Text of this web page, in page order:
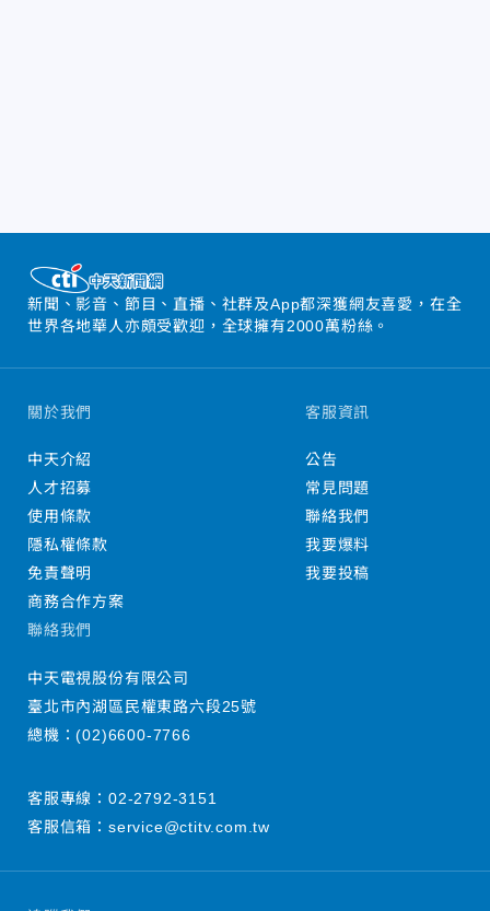
新聞、影音、節目、直播、社群及App都深獲網友喜愛，在全
世界各地華人亦頗受歡迎，全球擁有2000萬粉絲。
關於我們
中天介紹
人才招募
使用條款
隱私權條款
免責聲明
商務合作方案
客服資訊
公告
常見問題
聯絡我們
我要爆料
我要投稿
聯絡我們
中天電視股份有限公司
臺北市內湖區民權東路六段25號
總機：(02)6600-7766
客服專線： 02-2792-3151
客服信箱： service@ctitv.com.tw